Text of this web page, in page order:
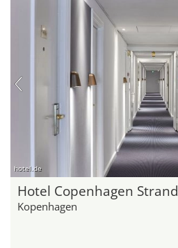
hotel.de
Hotel Copenhagen Strand
Kopenhagen